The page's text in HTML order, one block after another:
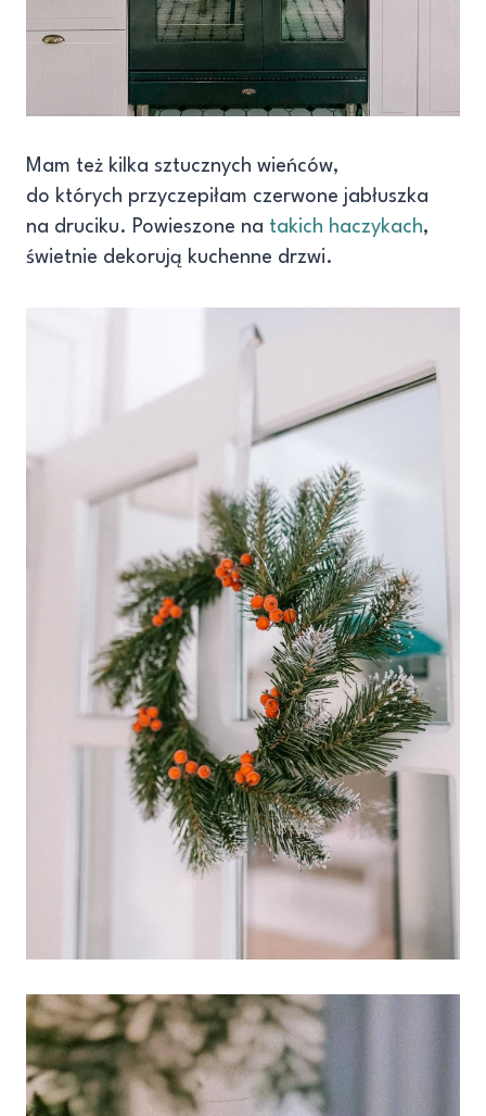
Mam też kilka sztucznych wieńców,
do których przyczepiłam czerwone jabłuszka
na druciku. Powieszone na takich haczykach,
świetnie dekorują kuchenne drzwi.